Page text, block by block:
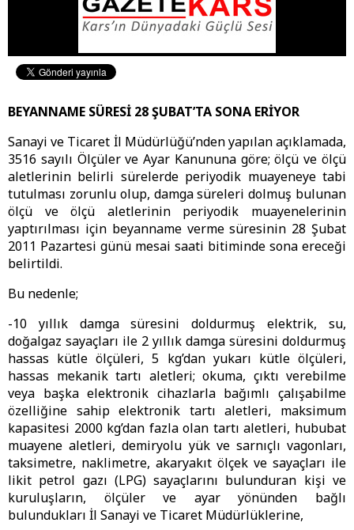
BEYANNAME SÜRESİ 28 ŞUBAT’TA SONA ERİYOR
Sanayi ve Ticaret İl Müdürlüğü’nden yapılan açıklamada,
3516 sayılı Ölçüler ve Ayar Kanununa göre; ölçü ve ölçü
aletlerinin belirli sürelerde periyodik muayeneye tabi
tutulması zorunlu olup, damga süreleri dolmuş bulunan
ölçü ve ölçü aletlerinin periyodik muayenelerinin
yaptırılması için beyanname verme süresinin 28 Şubat
2011 Pazartesi günü mesai saati bitiminde sona ereceği
belirtildi.
Bu nedenle;
-10 yıllık damga süresini doldurmuş elektrik, su,
doğalgaz sayaçları ile 2 yıllık damga süresini doldurmuş
hassas kütle ölçüleri, 5 kg’dan yukarı kütle ölçüleri,
hassas mekanik tartı aletleri; okuma, çıktı verebilme
veya başka elektronik cihazlarla bağımlı çalışabilme
özelliğine sahip elektronik tartı aletleri, maksimum
kapasitesi 2000 kg’dan fazla olan tartı aletleri, hububat
muayene aletleri, demiryolu yük ve sarnıçlı vagonları,
taksimetre, naklimetre, akaryakıt ölçek ve sayaçları ile
likit petrol gazı (LPG) sayaçlarını bulunduran kişi ve
kuruluşların, ölçüler ve ayar yönünden bağlı
bulundukları İl Sanayi ve Ticaret Müdürlüklerine,